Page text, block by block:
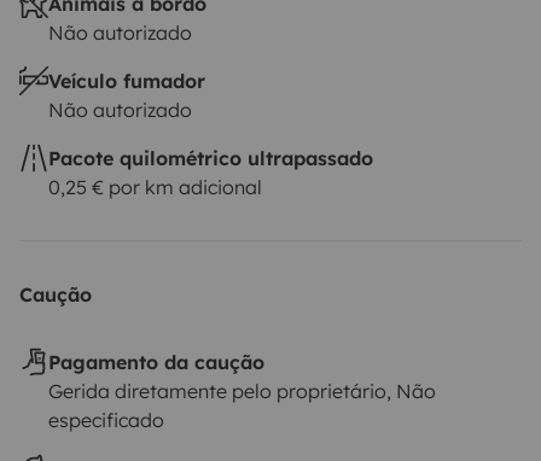
Não autorizado
Veículo fumador
Não autorizado
Pacote quilométrico ultrapassado
0,25 € por km adicional
Caução
Pagamento da caução
Gerida diretamente pelo proprietário, Não
especificado